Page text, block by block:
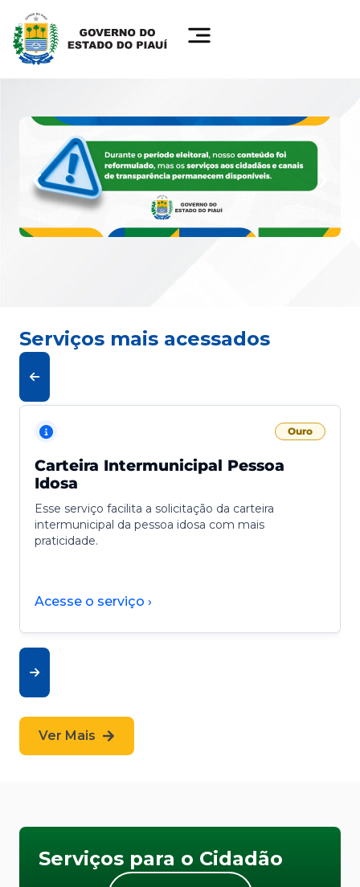
Serviços mais acessados
Ouro
Carteira Intermunicipal Pessoa
Idosa
Esse serviço facilita a solicitação da carteira
intermunicipal da pessoa idosa com mais
praticidade.
Acesse o serviço ›
Ver Mais
Serviços para o Cidadão